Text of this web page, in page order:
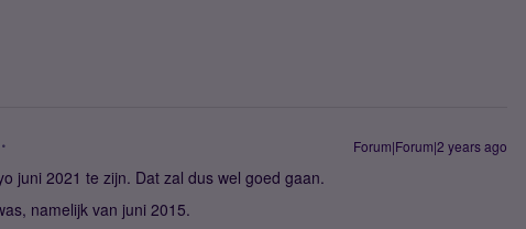
Forum|Forum|2 years ago
juni 2021 te zijn. Dat zal dus wel goed gaan.
namelijk van juni 2015.